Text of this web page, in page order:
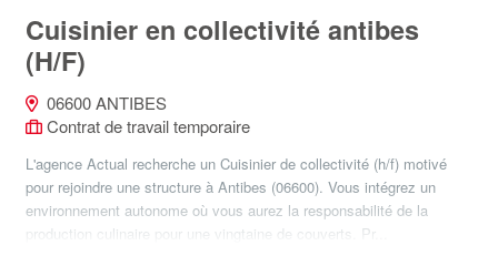
Cuisinier en collectivité antibes
(H/F)
06600 ANTIBES
Contrat de travail temporaire
L'agence Actual recherche un Cuisinier de collectivité (h/f) motivé
pour rejoindre une structure à Antibes (06600). Vous intégrez un
environnement autonome où vous aurez la responsabilité de la
production culinaire pour une vingtaine de couverts. Pr...